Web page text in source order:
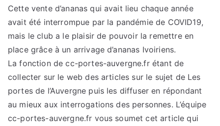
Cette vente d’ananas qui avait lieu chaque année
avait été interrompue par la pandémie de COVID19,
mais le club a le plaisir de pouvoir la remettre en
place grâce à un arrivage d’ananas Ivoiriens.
La fonction de cc-portes-auvergne.fr étant de
collecter sur le web des articles sur le sujet de Les
portes de l’Auvergne puis les diffuser en répondant
au mieux aux interrogations des personnes. L’équipe
cc-portes-auvergne.fr vous soumet cet article qui